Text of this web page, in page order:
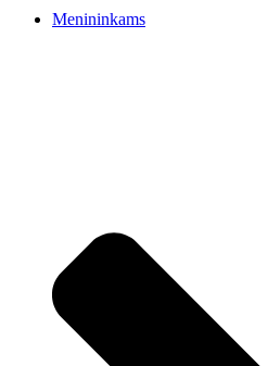
Menininkams